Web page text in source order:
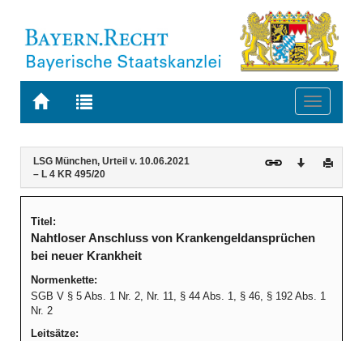
Zur
BAYERN.RECHT
Zur
letzten
Suche
Toggle
Navigation
Inhalt
LSG München, Urteil v. 10.06.2021
– L 4 KR 495/20
Download
Titel:
Nahtloser Anschluss von Krankengeldansprüchen
bei neuer Krankheit
Normenkette:
SGB V § 5 Abs. 1 Nr. 2, Nr. 11, § 44 Abs. 1, § 46, § 192 Abs. 1
Nr. 2
Leitsätze: